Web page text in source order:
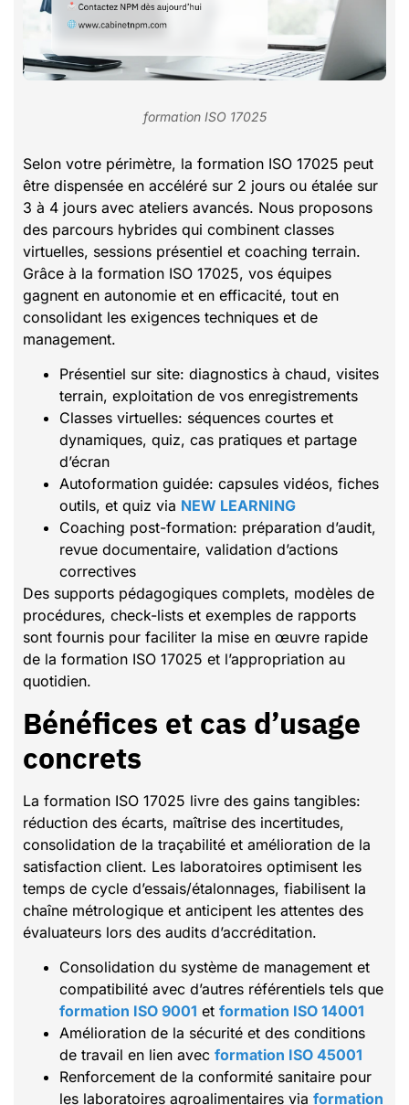
formation ISO 17025
Selon votre périmètre, la formation ISO 17025 peut
être dispensée en accéléré sur 2 jours ou étalée sur
3 à 4 jours avec ateliers avancés. Nous proposons
des parcours hybrides qui combinent classes
virtuelles, sessions présentiel et coaching terrain.
Grâce à la formation ISO 17025, vos équipes
gagnent en autonomie et en efficacité, tout en
consolidant les exigences techniques et de
management.
Présentiel sur site: diagnostics à chaud, visites
terrain, exploitation de vos enregistrements
Classes virtuelles: séquences courtes et
dynamiques, quiz, cas pratiques et partage
d’écran
Autoformation guidée: capsules vidéos, fiches
outils, et quiz via NEW LEARNING
Coaching post-formation: préparation d’audit,
revue documentaire, validation d’actions
correctives
Des supports pédagogiques complets, modèles de
procédures, check-lists et exemples de rapports
sont fournis pour faciliter la mise en œuvre rapide
de la formation ISO 17025 et l’appropriation au
quotidien.
Bénéfices et cas d’usage
concrets
La formation ISO 17025 livre des gains tangibles:
réduction des écarts, maîtrise des incertitudes,
consolidation de la traçabilité et amélioration de la
satisfaction client. Les laboratoires optimisent les
temps de cycle d’essais/étalonnages, fiabilisent la
chaîne métrologique et anticipent les attentes des
évaluateurs lors des audits d’accréditation.
Consolidation du système de management et
compatibilité avec d’autres référentiels tels que
formation ISO 9001 et formation ISO 14001
Amélioration de la sécurité et des conditions
de travail en lien avec formation ISO 45001
Renforcement de la conformité sanitaire pour
les laboratoires agroalimentaires via formation